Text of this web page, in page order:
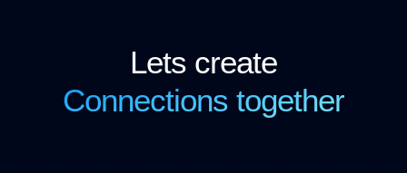
Lets create
Connections together